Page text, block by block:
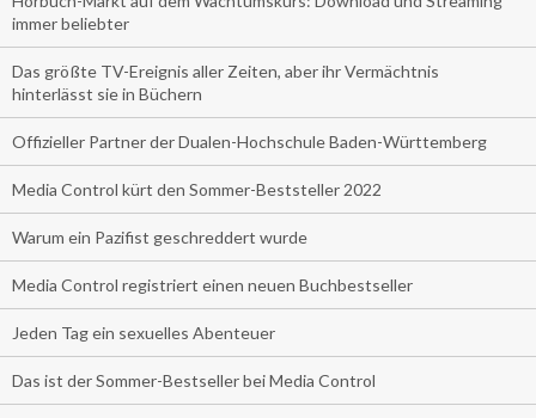
immer beliebter
Das größte TV-Ereignis aller Zeiten, aber ihr Vermächtnis
hinterlässt sie in Büchern
Offizieller Partner der Dualen-Hochschule Baden-Württemberg
Media Control kürt den Sommer-Beststeller 2022
Warum ein Pazifist geschreddert wurde
Media Control registriert einen neuen Buchbestseller
Jeden Tag ein sexuelles Abenteuer
Das ist der Sommer-Bestseller bei Media Control